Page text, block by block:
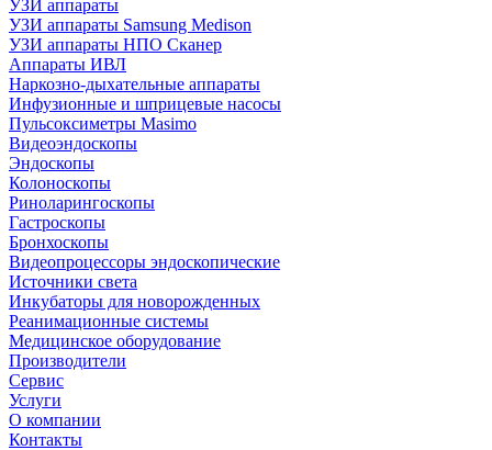
УЗИ аппараты
УЗИ аппараты Samsung Medison
УЗИ аппараты НПО Сканер
Аппараты ИВЛ
Наркозно-дыхательные аппараты
Инфузионные и шприцевые насосы
Пульсоксиметры Masimo
Видеоэндоскопы
Эндоскопы
Колоноскопы
Риноларингоскопы
Гастроскопы
Бронхоскопы
Видеопроцессоры эндоскопические
Источники света
Инкубаторы для новорожденных
Реанимационные системы
Медицинское оборудование
Производители
Сервис
Услуги
О компании
Контакты